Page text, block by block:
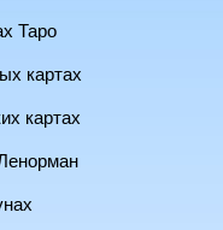
Таро
картах
картах